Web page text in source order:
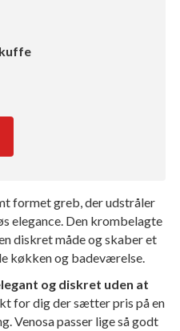
formet greb, der udstråler
elegance. Den krombelagte
diskret måde og skaber et
køkken og badeværelse.
og diskret uden at
for dig der sætter pris på en
Venosa passer lige så godt